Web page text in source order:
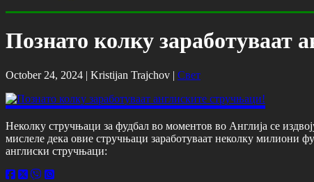
Познато колку заработуваат
October 24, 2024 | Kristijan Trajchov | Свет
Неколку стручњаци за фудбал во моментов во Англија се
мислеле дека овие стручњаци заработуваат неколку милиони
англиски стручњаци: